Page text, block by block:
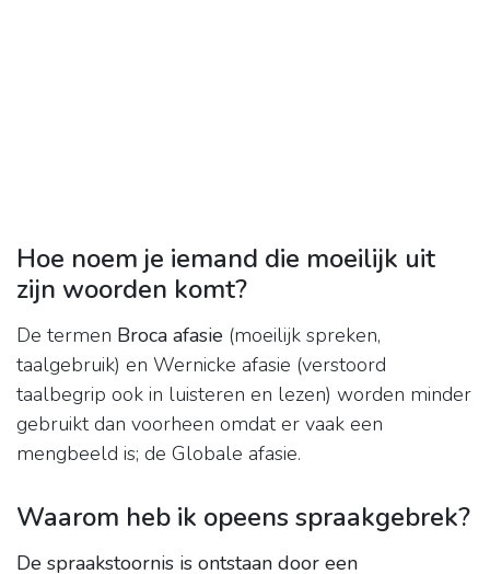
Hoe noem je iemand die moeilijk uit
zijn woorden komt?
De termen Broca afasie (moeilijk spreken,
taalgebruik) en Wernicke afasie (verstoord
taalbegrip ook in luisteren en lezen) worden minder
gebruikt dan voorheen omdat er vaak een
mengbeeld is; de Globale afasie.
Waarom heb ik opeens spraakgebrek?
De spraakstoornis is ontstaan door een